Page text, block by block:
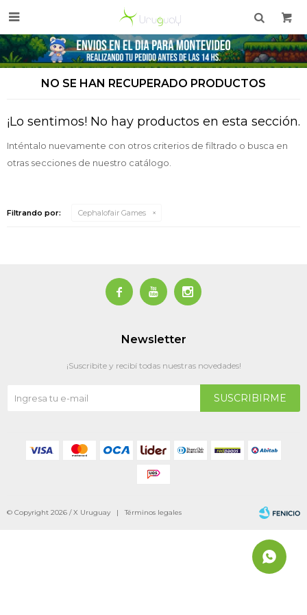

NO SE HAN RECUPERADO PRODUCTOS
¡Lo sentimos! No hay productos en esta sección.
Inténtalo nuevamente con otros criterios de filtrado o busca en
otras secciones de nuestro catálogo.
Filtrando por: Cephalofair Games
  
Newsletter
¡Suscribite y recibí todas nuestras novedades!
SUSCRIBIRME
© Copyright 2026 / X Uruguay |Términos legales